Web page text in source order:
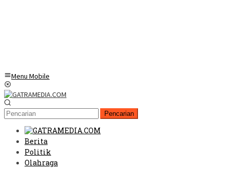
Menu Mobile
Pencarian
Berita
Politik
Olahraga